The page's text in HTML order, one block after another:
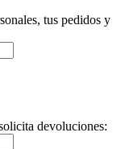
tus pedidos y
devoluciones: